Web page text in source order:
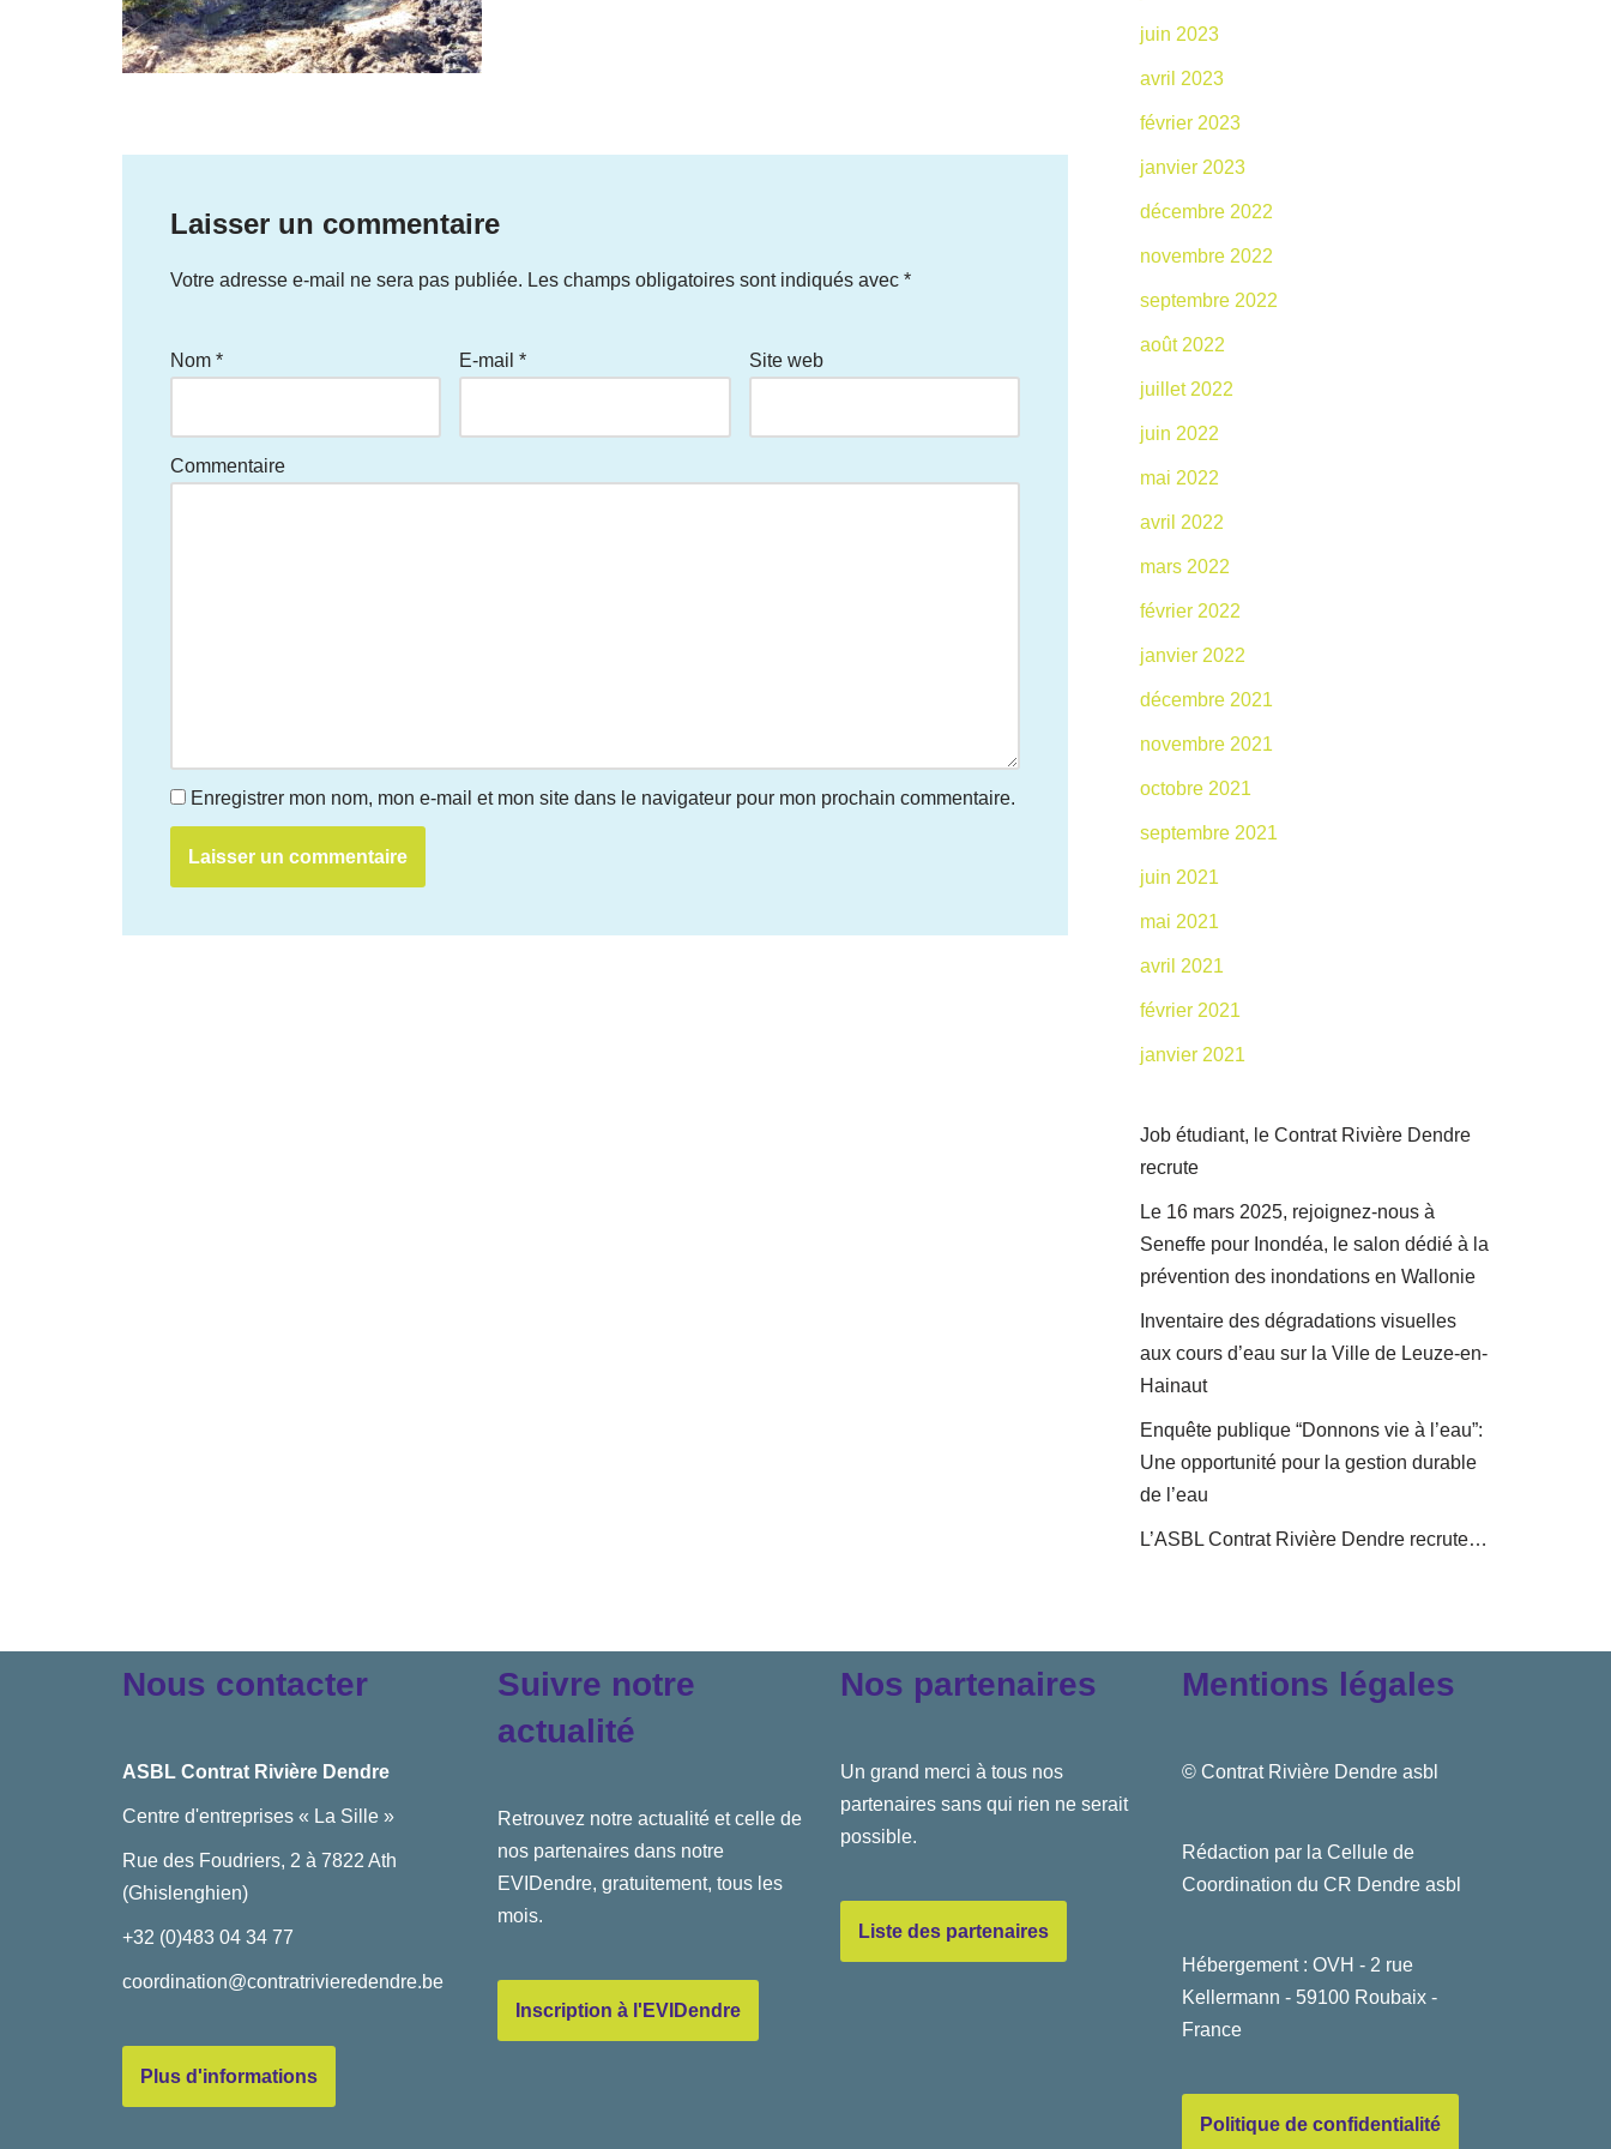
Laisser un commentaire
Votre adresse e-mail ne sera pas publiée. Les champs obligatoires sont indiqués avec *
Nom * E-mail* Site web
Commentaire
Enregistrer mon nom, mon e-mail et mon site dans le navigateur pour mon prochain commentaire.
juin 2023
avril 2023
février 2023
janvier 2023
décembre 2022
novembre 2022
septembre 2022
août 2022
juillet 2022
juin 2022
mai 2022
avril 2022
mars 2022
février 2022
janvier 2022
décembre 2021
novembre 2021
octobre 2021
septembre 2021
juin 2021
mai 2021
avril 2021
février 2021
janvier 2021
Job étudiant, le Contrat Rivière Dendre
recrute
Le 16 mars 2025, rejoignez-nous à
Seneffe pour Inondéa, le salon dédié à la
prévention des inondations en Wallonie
Inventaire des dégradations visuelles
aux cours d’eau sur la Ville de Leuze-en-
Hainaut
Enquête publique “Donnons vie à l’eau”:
Une opportunité pour la gestion durable
de l’eau
L’ASBL Contrat Rivière Dendre recrute…
Nous contacter
ASBL Contrat Rivière Dendre
Centre d'entreprises « La Sille »
Rue des Foudriers, 2 à 7822 Ath
(Ghislenghien)
+32 (0)483 04 34 77
coordination@contratrivieredendre.be
Plus d'informations
Suivre notre
actualité
Retrouvez notre actualité et celle de
nos partenaires dans notre
EVIDendre, gratuitement, tous les
mois.
Inscription à l'EVIDendre
Nos partenaires
Un grand merci à tous nos
partenaires sans qui rien ne serait
possible.
Liste des partenaires
Mentions légales
© Contrat Rivière Dendre asbl
Rédaction par la Cellule de
Coordination du CR Dendre asbl
Hébergement : OVH - 2 rue
Kellermann - 59100 Roubaix -
France
Politique de confidentialité